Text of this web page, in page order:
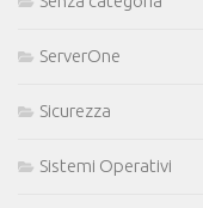
ServerOne
Sicurezza
Sistemi Operativi